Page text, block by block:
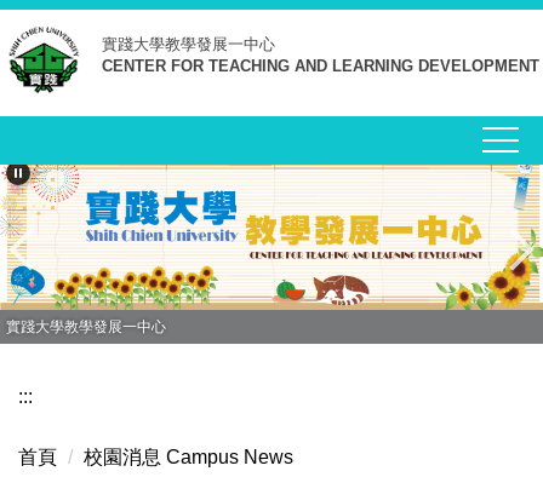
跳
到
主
要
容
區
實踐大學教學發展一中心
CENTER FOR TEACHING AND LEARNING DEVELOPMENT
實踐大學教學發展一中心
:::
首頁 校園消息 Campus News